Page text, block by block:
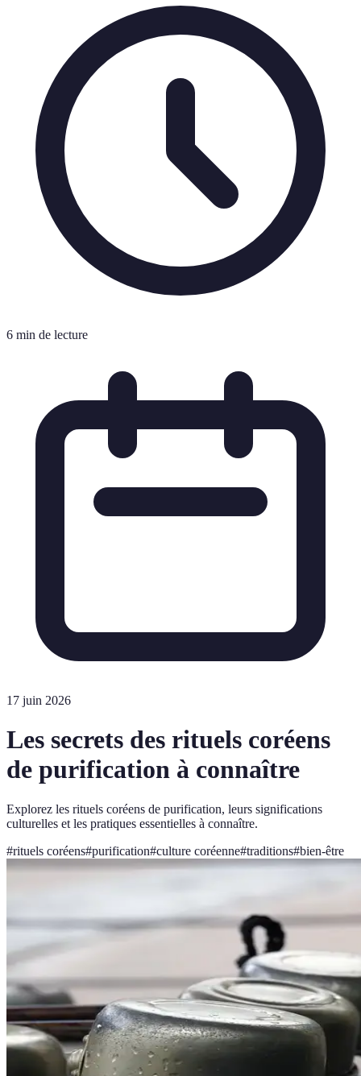
6 min de lecture
17 juin 2026
Les secrets des rituels coréens
de purification à connaître
Explorez les rituels coréens de purification, leurs significations
culturelles et les pratiques essentielles à connaître.
#rituels coréens#purification#culture coréenne#traditions#bien-être